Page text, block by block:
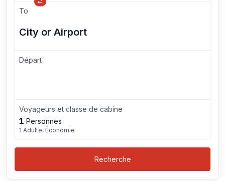
To
Départ
Voyageurs et classe de cabine
1 Personnes
1 Adulte, Économie
Recherche